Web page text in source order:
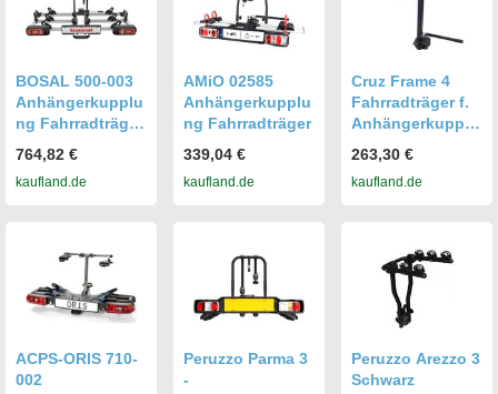
BOSAL 500-003
Anhängerkupplu
ng Fahrradträger
764,82 €
kaufland.de
AMiO 02585
Anhängerkupplu
ng Fahrradträger
339,04 €
kaufland.de
Cruz Frame 4
Fahrradträger f.
Anhängerkupplu
263,30 €
kaufland.de
ACPS-ORIS 710-
002
Peruzzo Parma 3
-
Peruzzo Arezzo 3
Schwarz